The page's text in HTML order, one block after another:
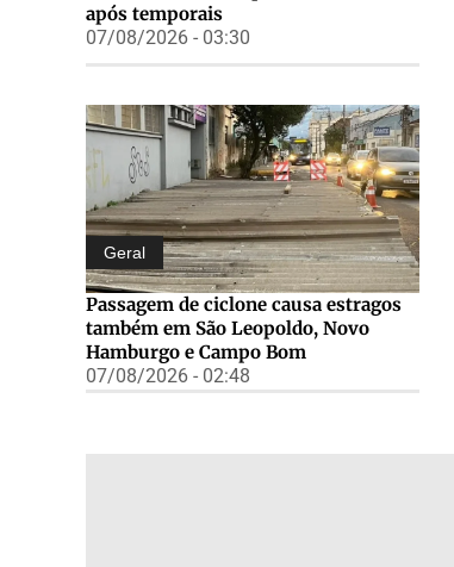
após temporais
07/08/2026 - 03:30
Geral
Passagem de ciclone causa estragos
também em São Leopoldo, Novo
Hamburgo e Campo Bom
07/08/2026 - 02:48